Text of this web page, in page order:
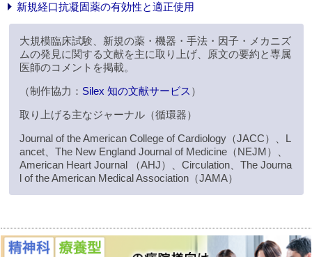
新規経口抗凝固薬の有効性と適正使用
大規模臨床試験、新規の薬・機器・手法・因子・メカニズ
ムの発見に関する文献を主に取り上げ、原文の要約と専属
医師のコメントを掲載。
（制作協力： Silex 知の文献サービス ）
取り上げる主なジャーナル（循環器）
Journal of the American College of Cardiology（JACC）、L
ancet、The New England Journal of Medicine（NEJM）、
American Heart Journal （AHJ）、Circulation、The Journa
l of the American Medical Association（JAMA）